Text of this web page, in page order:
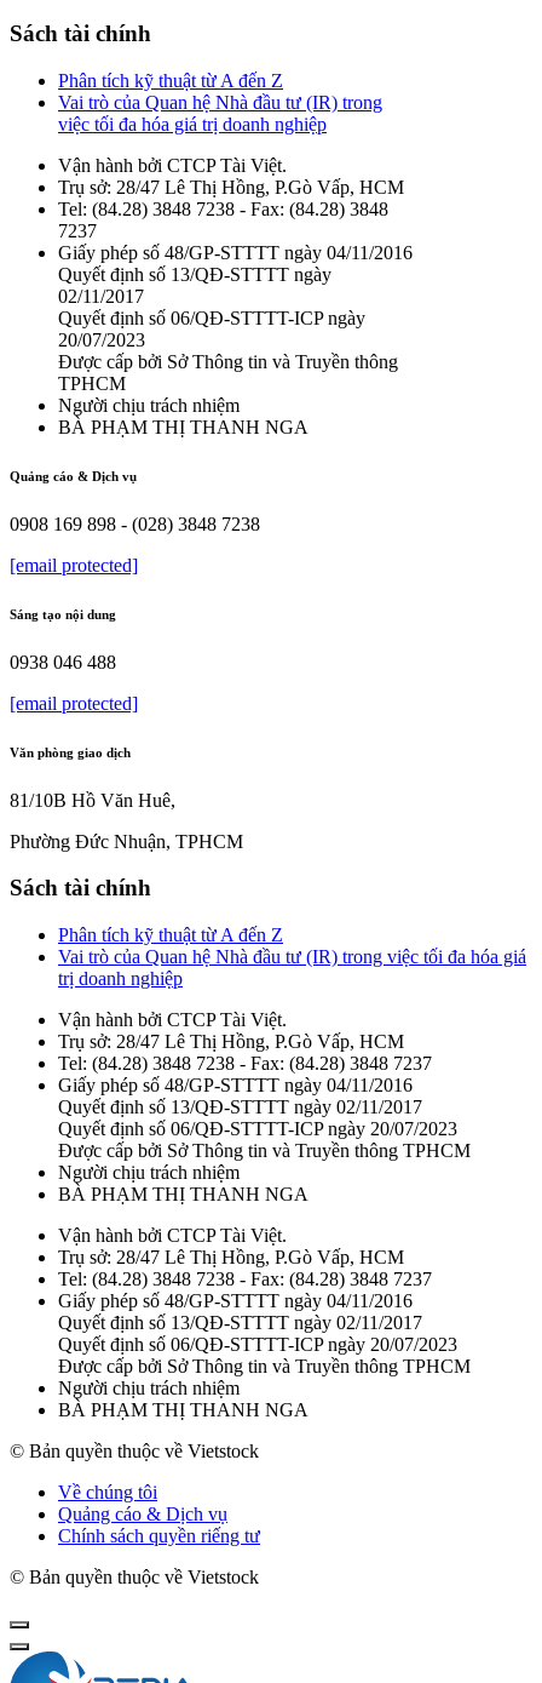
Sách tài chính
Phân tích kỹ thuật từ A đến Z
Vai trò của Quan hệ Nhà đầu tư (IR) trong
việc tối đa hóa giá trị doanh nghiệp
Vận hành bởi CTCP Tài Việt.
Trụ sở: 28/47 Lê Thị Hồng, P.Gò Vấp, HCM
Tel: (84.28) 3848 7238 - Fax: (84.28) 3848
7237
Giấy phép số 48/GP-STTTT ngày 04/11/2016
Quyết định số 13/QĐ-STTTT ngày
02/11/2017
Quyết định số 06/QĐ-STTTT-ICP ngày
20/07/2023
Được cấp bởi Sở Thông tin và Truyền thông
TPHCM
Người chịu trách nhiệm
BÀ PHẠM THỊ THANH NGA
Quảng cáo & Dịch vụ
0908 169 898 - (028) 3848 7238
[email protected]
Sáng tạo nội dung
0938 046 488
[email protected]
Văn phòng giao dịch
81/10B Hồ Văn Huê,
Phường Đức Nhuận, TPHCM
Sách tài chính
Phân tích kỹ thuật từ A đến Z
Vai trò của Quan hệ Nhà đầu tư (IR) trong việc tối đa hóa giá
trị doanh nghiệp
Vận hành bởi CTCP Tài Việt.
Trụ sở: 28/47 Lê Thị Hồng, P.Gò Vấp, HCM
Tel: (84.28) 3848 7238 - Fax: (84.28) 3848 7237
Giấy phép số 48/GP-STTTT ngày 04/11/2016
Quyết định số 13/QĐ-STTTT ngày 02/11/2017
Quyết định số 06/QĐ-STTTT-ICP ngày 20/07/2023
Được cấp bởi Sở Thông tin và Truyền thông TPHCM
Người chịu trách nhiệm
BÀ PHẠM THỊ THANH NGA
Vận hành bởi CTCP Tài Việt.
Trụ sở: 28/47 Lê Thị Hồng, P.Gò Vấp, HCM
Tel: (84.28) 3848 7238 - Fax: (84.28) 3848 7237
Giấy phép số 48/GP-STTTT ngày 04/11/2016
Quyết định số 13/QĐ-STTTT ngày 02/11/2017
Quyết định số 06/QĐ-STTTT-ICP ngày 20/07/2023
Được cấp bởi Sở Thông tin và Truyền thông TPHCM
Người chịu trách nhiệm
BÀ PHẠM THỊ THANH NGA
© Bản quyền thuộc về Vietstock
Về chúng tôi
Quảng cáo & Dịch vụ
Chính sách quyền riếng tư
© Bản quyền thuộc về Vietstock